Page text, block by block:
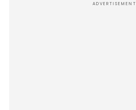
ADVERTISEMENT